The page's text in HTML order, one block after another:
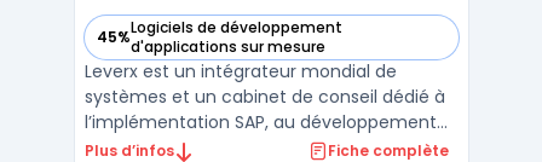
45%Logiciels de développement
d'applications sur mesure
— voir LeverX dans cette catégorie
Leverx est un intégrateur mondial de
systèmes et un cabinet de conseil dédié à
l’implémentation SAP, au développement
logiciel d’entreprise et à la digital
Plus d’infos Fiche complète